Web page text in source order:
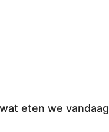
wat eten we vandaag